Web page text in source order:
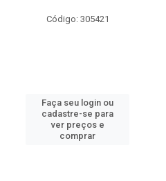
Código: 305421
Faça seu login ou
cadastre-se para
ver preços e
comprar